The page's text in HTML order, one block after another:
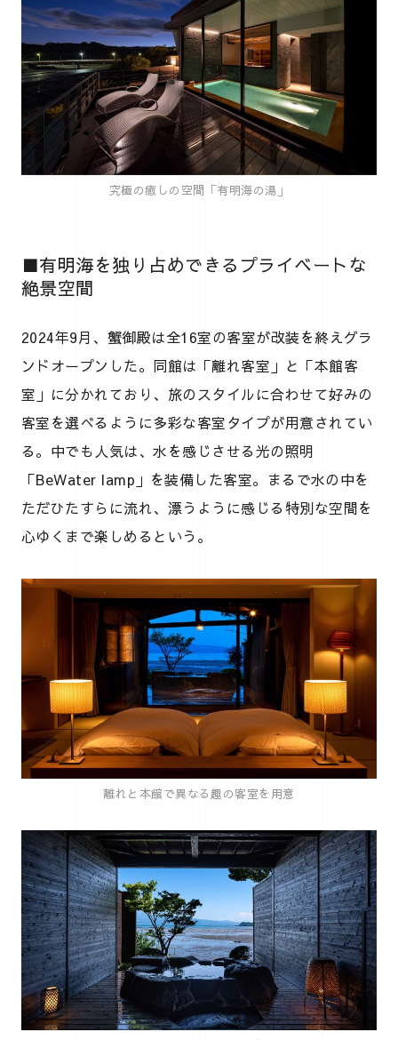
究極の癒しの空間「有明海の湯」
■有明海を独り占めできるプライベートな
絶景空間
2024年9月、蟹御殿は全16室の客室が改装を終えグラ
ンドオープンした。同館は「離れ客室」と「本館客
室」に分かれており、旅のスタイルに合わせて好みの
客室を選べるように多彩な客室タイプが用意されてい
る。中でも人気は、水を感じさせる光の照明
「BeWater lamp」を装備した客室。まるで水の中を
ただひたすらに流れ、漂うように感じる特別な空間を
心ゆくまで楽しめるという。
離れと本館で異なる趣の客室を用意